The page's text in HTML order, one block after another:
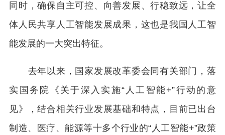
同时，确保自主可控、向善发展、行稳致远，让全
体人民共享人工智能发展成果，这也是我国人工智
能发展的一大突出特征。
去年以来，国家发展改革委会同有关部门，落
实国务院《关于深入实施“人工智能+”行动的意
见》，结合相关行业发展基础和特点，目前已出台
制造、医疗、能源等十多个行业的“人工智能+”政策